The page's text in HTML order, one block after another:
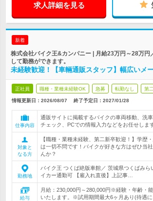
求人詳細を見る
新着
株式会社バイク王&カンパニー | 月給23万円～28万
して勤務ができます。
未経験歓迎！【車輛通販スタッフ】幅広いメ
正社員 職種・業種未経験OK 急募 転勤なし 第
情報更新日：2026/08/07 終了予定日： 2027/01/28
仕事内容
通販サイトに掲載するバイクの車両移動、洗
チェック、PCでの情報入力などをお任せします
対象と
なる方
【職種・業種未経験、第二新卒歓迎！】学歴
は一切不問です！バイクが好きな方はぜひ当
んか？
勤務地
バイク王 つくば絶版車館／ 茨城県つくばみ
イカー通勤可 【雇入れ直後】上記事…
給与
月給：230,000円～280,000円※経験・年齢・
いたします。※試用期間最大6ヶ月あり(待遇に